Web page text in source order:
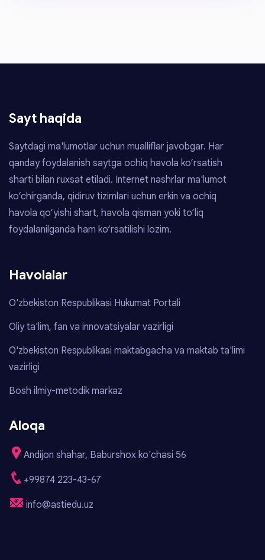
Sayt haqida
Saytdagi ma'lumotlar uchun mualliflar javobgar. Har
qanday foydalanish saytga ochiq havola ko‘rsatish
sharti bilan ruxsat etiladi. Internet nashrlar ma'lumot
ko‘chirganda, qidiruv tizimlari uchun erkin va ochiq
havola qo‘yishi shart, havola qisman yoki to‘liq
foydalanilganda ham ko‘rsatilishi lozim.
Havolalar
O'zbekiston Respublikasi Hukumat Portali
Oliy ta'lim, fan va innovatsiyalar vazirligi
O'zbekiston Respublikasi maktabgacha va maktab ta'limi
vazirligi
Bosh ilmiy-metodik markaz
Aloqa
Andijon shahar, Baburshox ko'chasi 56
+99874 223-43-67
info@astiedu.uz